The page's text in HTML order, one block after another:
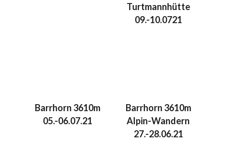
Turtmannhütte
09.-10.0721
Barrhorn 3610m
05.-06.07.21
Barrhorn 3610m
Alpin-Wandern
27.-28.06.21